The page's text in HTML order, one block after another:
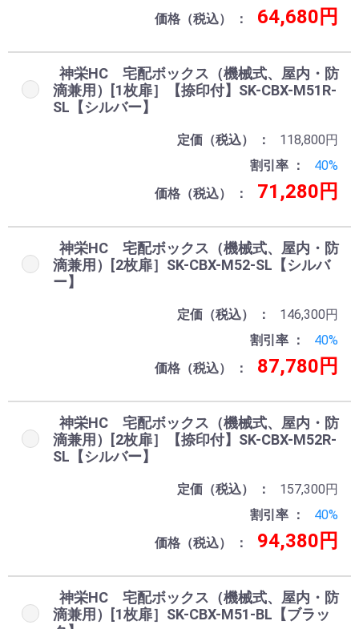
価格（税込）
64,680円
神栄HC 宅配ボックス（機械式、屋内・防
滴兼用）[1枚扉］【捺印付】SK-CBX-M51R-
SL【シルバー】
定価（税込）
118,800円
割引率
40%
価格（税込）
71,280円
神栄HC 宅配ボックス（機械式、屋内・防
滴兼用）[2枚扉］SK-CBX-M52-SL【シルバ
ー】
定価（税込）
146,300円
割引率
40%
価格（税込）
87,780円
神栄HC 宅配ボックス（機械式、屋内・防
滴兼用）[2枚扉］【捺印付】SK-CBX-M52R-
SL【シルバー】
定価（税込）
157,300円
割引率
40%
価格（税込）
94,380円
神栄HC 宅配ボックス（機械式、屋内・防
滴兼用）[1枚扉］SK-CBX-M51-BL【ブラッ
お買い物を続ける